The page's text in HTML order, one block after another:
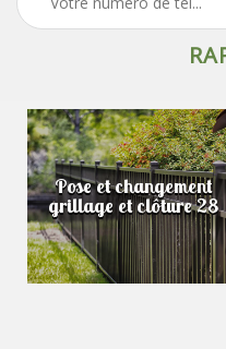
Pose et changement
grillage et clôture 28